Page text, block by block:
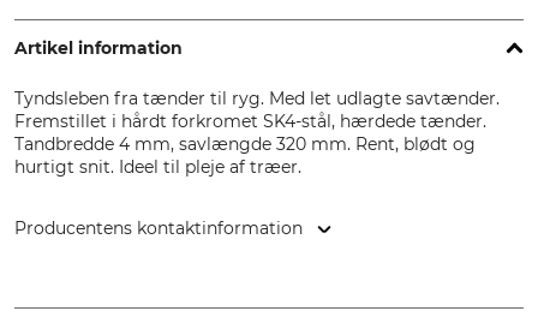
Artikel information
Tyndsleben fra tænder til ryg. Med let udlagte savtænder.
Fremstillet i hårdt forkromet SK4-stål, hærdede tænder.
Tandbredde 4 mm, savlængde 320 mm. Rent, blødt og
hurtigt snit. Ideel til pleje af træer.
Producentens kontaktinformation
www.grube.de